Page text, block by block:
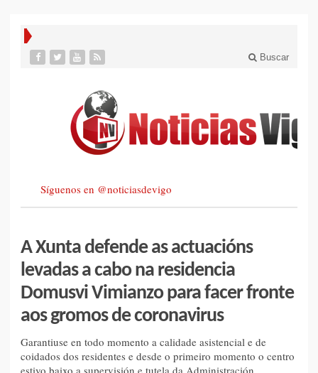
Buscar
Síguenos en @noticiasdevigo
A Xunta defende as actuacións
levadas a cabo na residencia
Domusvi Vimianzo para facer fronte
aos gromos de coronavirus
Garantiuse en todo momento a calidade asistencial e de
coidados dos residentes e desde o primeiro momento o centro
estivo baixo a supervisión e tutela da Administración